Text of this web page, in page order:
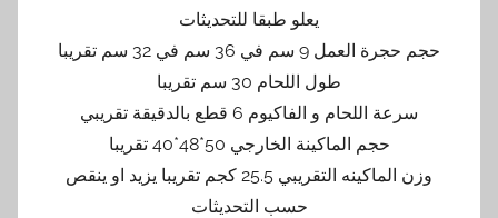
يعلو طبقا للتحديثات
حجم حجرة العمل 9 سم في 36 سم في 32 سم تقريبا
طول اللحام 30 سم تقريبا
سرعة اللحام و الفاكيوم 6 قطع بالدقيقة تقريبي
حجم الماكينة الخارجي 50*48*40 تقريبا
وزن الماكينه التقريبي 25.5 كجم تقريبا يزيد او ينقص
حسب التحديثات